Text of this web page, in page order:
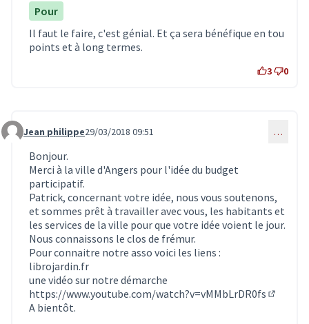
Pour
Il faut le faire, c'est génial. Et ça sera bénéfique en tou
points et à long termes.
3 0
Commentaire 374
Jean philippe29/03/2018 09:51 …
Bonjour.
Merci à la ville d'Angers pour l'idée du budget
participatif.
Patrick, concernant votre idée, nous vous soutenons,
et sommes prêt à travailler avec vous, les habitants et
les services de la ville pour que votre idée voient le jour.
Nous connaissons le clos de frémur.
Pour connaitre notre asso voici les liens :
librojardin.fr
une vidéo sur notre démarche
https://www.youtube.com/watch?v=vMMbLrDR0fs
A bientôt.